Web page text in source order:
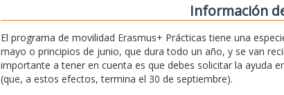
Información
El programa de movilidad Erasmus+ Prácticas tiene una
mayo o principios de junio, que dura todo un año, y se van
importante a tener en cuenta es que debes solicitar la ayuda
(que, a estos efectos, termina el 30 de septiembre).